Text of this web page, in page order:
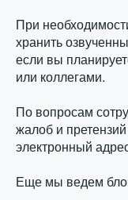
При
хранить
если вы
или коллегами.
По вопросам
жалоб и
электронный
Еще мы ведем